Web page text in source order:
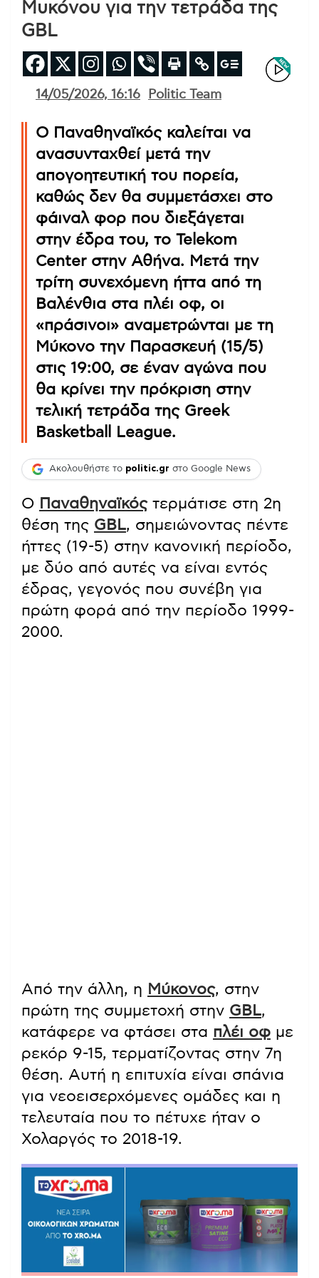
Μυκόνου για την τετράδα της
GBL
14/05/2026, 16:16 Politic Team
Ο Παναθηναϊκός καλείται να
ανασυνταχθεί μετά την
απογοητευτική του πορεία,
καθώς δεν θα συμμετάσχει στο
φάιναλ φορ που διεξάγεται
στην έδρα του, το Telekom
Center στην Αθήνα. Μετά την
τρίτη συνεχόμενη ήττα από τη
Βαλένθια στα πλέι οφ, οι
«πράσινοι» αναμετρώνται με τη
Μύκονο την Παρασκευή (15/5)
στις 19:00, σε έναν αγώνα που
θα κρίνει την πρόκριση στην
τελική τετράδα της Greek
Basketball League.
Ακολουθήστε το politic.gr στο Google News
Ο Παναθηναϊκόςτερμάτισε στη 2η
θέση της GBL, σημειώνοντας πέντε
ήττες (19-5) στην κανονική περίοδο,
με δύο από αυτές να είναι εντός
έδρας, γεγονός που συνέβη για
πρώτη φορά από την περίοδο 1999-
2000.
Από την άλλη, η Μύκονος, στην
πρώτη της συμμετοχή στην GBL,
κατάφερε να φτάσει στα πλέι οφ με
ρεκόρ 9-15, τερματίζοντας στην 7η
θέση. Αυτή η επιτυχία είναι σπάνια
για νεοεισερχόμενες ομάδες και η
τελευταία που το πέτυχε ήταν ο
Χολαργός το 2018-19.